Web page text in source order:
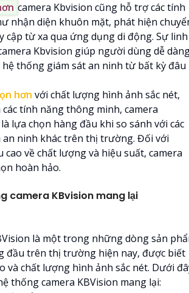
camera Kbvision cũng hỗ trợ các tính
nhận diện khuôn mặt, phát hiện
cập từ xa qua ứng dụng di động. Sự linh
Kbvision giúp người dùng dễ
hệ thống giám sát an ninh từ bất kỳ đâu
hơn với chất lượng hình ảnh sắc nét,
tính năng thông minh, camera
lựa chọn hàng đầu khi so sánh với các
ninh khác trên thị trường. Đối với
cao về chất lượng và hiệu suất, camera
hoàn hảo.
camera KBvision mang lại
là một trong những dòng sản
đầu trên thị trường hiện nay, được biết
và chất lượng hình ảnh sắc nét. Dưới
thống camera KBVision mang lại: